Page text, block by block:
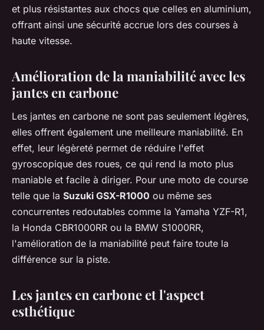
et plus résistantes aux chocs que celles en aluminium,
offrant ainsi une sécurité accrue lors des courses à
haute vitesse.
Amélioration de la maniabilité avec les
jantes en carbone
Les jantes en carbone ne sont pas seulement légères,
elles offrent également une meilleure maniabilité. En
effet, leur légèreté permet de réduire l'effet
gyroscopique des roues, ce qui rend la moto plus
maniable et facile à diriger. Pour une moto de course
telle que la Suzuki GSX-R1000 ou même ses
concurrentes redoutables comme la Yamaha YZF-R1,
la Honda CBR1000RR ou la BMW S1000RR,
l'amélioration de la maniabilité peut faire toute la
différence sur la piste.
Les jantes en carbone et l'aspect
esthétique